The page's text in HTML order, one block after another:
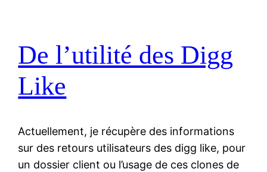
De l’utilité des Digg
Like
Actuellement, je récupère des informations
sur des retours utilisateurs des digg like, pour
un dossier client ou l’usage de ces clones de